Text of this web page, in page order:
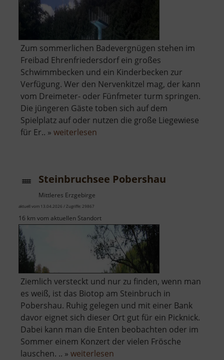
Zum sommerlichen Badevergnügen stehen im
Freibad Ehrenfriedersdorf ein großes
Schwimmbecken und ein Kinderbecken zur
Verfügung. Wer den Nervenkitzel mag, der kann
vom Dreimeter- oder Fünfmeter turm springen.
Die jüngeren Gäste toben sich auf dem
Spielplatz auf oder nutzen die große Liegewiese
für Er.. » weiterlesen
Steinbruchsee Pobershau
Mittleres Erzgebirge
aktuell vom 13.04.2026 / Zugriffe: 29867
16 km vom aktuellen Standort
Ziemlich versteckt und nur zu finden, wenn man
es weiß, ist das Biotop am Steinbruch in
Pobershau. Ruhig gelegen und mit einer Bank
davor eignet sich dieser Ort gut für ein Picknick.
Dabei kann man die Enten beobachten oder im
Sommer einem Konzert der vielen Frösche
lauschen. .. » weiterlesen